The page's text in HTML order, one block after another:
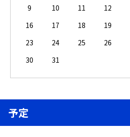
9
10 11 12
16
17 18 19
23
24 25 26
30
31
予定